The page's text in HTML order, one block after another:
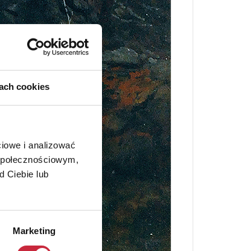
cookies
i analizować
Ciebie lub
Marketing